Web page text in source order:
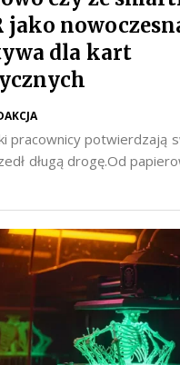
jako
dla kart
pracownicy potwierdzają
długą drogę.Od